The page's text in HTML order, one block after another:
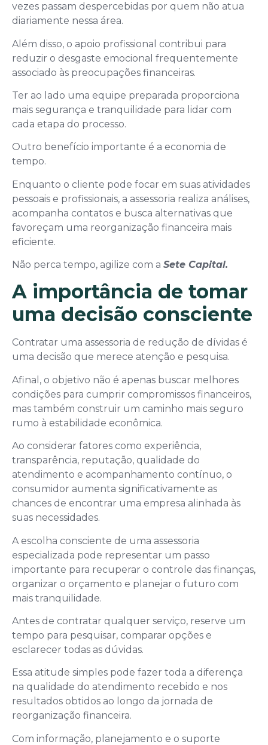
vezes passam despercebidas por quem não atua
diariamente nessa área.
Além disso, o apoio profissional contribui para
reduzir o desgaste emocional frequentemente
associado às preocupações financeiras.
Ter ao lado uma equipe preparada proporciona
mais segurança e tranquilidade para lidar com
cada etapa do processo.
Outro benefício importante é a economia de
tempo.
Enquanto o cliente pode focar em suas atividades
pessoais e profissionais, a assessoria realiza análises,
acompanha contatos e busca alternativas que
favoreçam uma reorganização financeira mais
eficiente.
Não perca tempo, agilize com a Sete Capital.
A importância de tomar
uma decisão consciente
Contratar uma assessoria de redução de dívidas é
uma decisão que merece atenção e pesquisa.
Afinal, o objetivo não é apenas buscar melhores
condições para cumprir compromissos financeiros,
mas também construir um caminho mais seguro
rumo à estabilidade econômica.
Ao considerar fatores como experiência,
transparência, reputação, qualidade do
atendimento e acompanhamento contínuo, o
consumidor aumenta significativamente as
chances de encontrar uma empresa alinhada às
suas necessidades.
A escolha consciente de uma assessoria
especializada pode representar um passo
importante para recuperar o controle das finanças,
organizar o orçamento e planejar o futuro com
mais tranquilidade.
Antes de contratar qualquer serviço, reserve um
tempo para pesquisar, comparar opções e
esclarecer todas as dúvidas.
Essa atitude simples pode fazer toda a diferença
na qualidade do atendimento recebido e nos
resultados obtidos ao longo da jornada de
reorganização financeira.
Com informação, planejamento e o suporte